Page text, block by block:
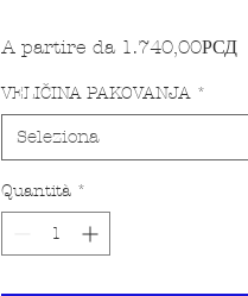
A partire da 1.740,00РСД
VELIČINA PAKOVANJA *
Seleziona
Quantità *